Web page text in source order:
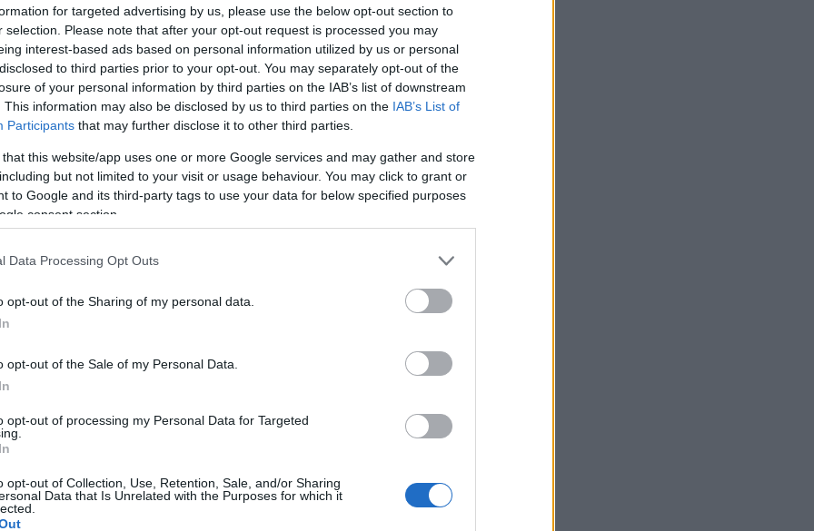
for targeted advertising by us, please use the below opt-out section to
selection. Please note that after your opt-out request is processed you may
interest-based ads based on personal information utilized by us or personal
to third parties prior to your opt-out. You may separately opt-out of the
of your personal information by third parties on the IAB’s list of downstream
This information may also be disclosed by us to third parties on the IAB’s List of
Participants that may further disclose it to other third parties.
that this website/app uses one or more Google services and may gather and store
but not limited to your visit or usage behaviour. You may click to grant or
to Google and its third-party tags to use your data for below specified purposes
consent section.
Data Processing Opt Outs
opt-out of the Sharing of my personal data.
opt-out of the Sale of my Personal Data.
opt-out of processing my Personal Data for Targeted
opt-out of Collection, Use, Retention, Sale, and/or Sharing
Data that Is Unrelated with the Purposes for which it